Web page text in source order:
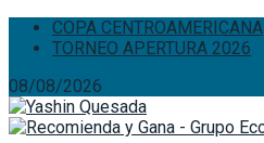
COPA CENTROAMERICANA
TORNEO APERTURA 2026
08/08/2026